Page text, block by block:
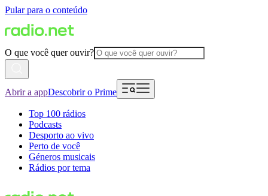
Pular para o conteúdo
O que você quer ouvir?
Abrir a appDescobrir o Prime
Top 100 rádios
Podcasts
Desporto ao vivo
Perto de você
Géneros musicais
Rádios por tema